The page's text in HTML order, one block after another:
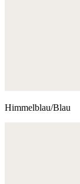
Himmelblau/Blau